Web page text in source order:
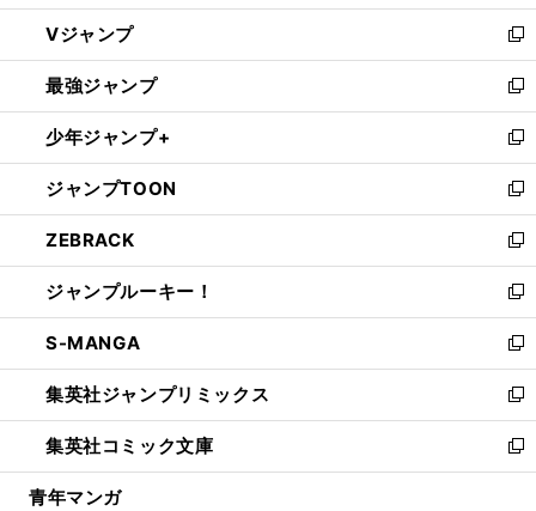
ウ
ィ
ン
ド
ウ
で
開
く
し
い
ウ
ィ
ン
ド
ウ
で
開
く
Vジャンプ
新
し
い
ウ
ィ
ン
ド
ウ
で
開
く
最強ジャンプ
新
し
い
ウ
ィ
ン
ド
ウ
で
開
く
少年ジャンプ+
新
し
い
ウ
ィ
ン
ド
ウ
で
開
く
ジャンプTOON
新
し
い
ウ
ィ
ン
ド
ウ
で
開
く
ZEBRACK
新
し
い
ウ
ィ
ン
ド
ウ
で
開
ジャンプルーキー！
新
し
い
ウ
ィ
ン
ド
ウ
S-MANGA
新
し
い
ウ
ィ
ン
集英社ジャンプリミックス
新
し
い
ウ
集英社コミック文庫
新
し
青年マンガ